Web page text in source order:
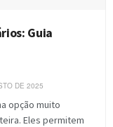
Guia
DE 2025
opção muito
Eles permitem